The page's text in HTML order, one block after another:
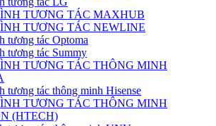
TƯƠNG TÁC MAXHUB
TƯƠNG TÁC NEWLINE
tương tác Optoma
tương tác Summy
TƯƠNG TÁC THÔNG MINH
tương tác thông minh Hisense
TƯƠNG TÁC THÔNG MINH
(HTECH)